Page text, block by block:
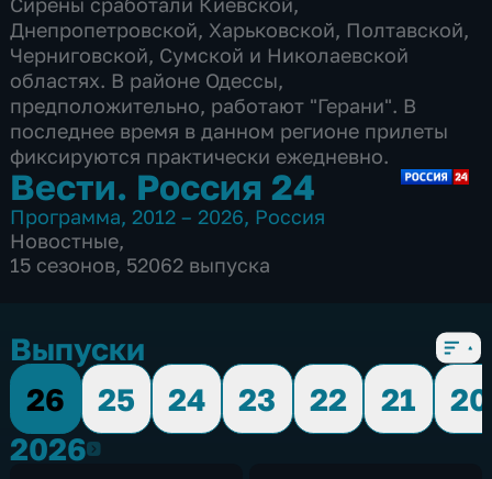
Днепропетровской, Харьковской, Полтавской,
Черниговской, Сумской и Николаевской
областях. В районе Одессы,
предположительно, работают "Герани". В
последнее время в данном регионе прилеты
фиксируются практически ежедневно.
Вести. Россия 24
Программа, 2012 – 2026, Россия
Новостные,
15 сезонов, 52062 выпуска
Выпуски
26
25 24 23 22 21
20
20262026